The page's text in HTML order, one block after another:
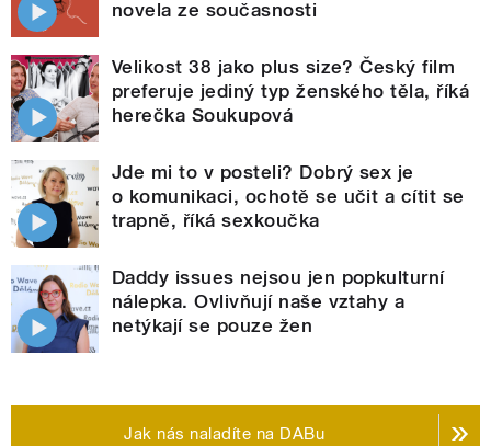
novela ze současnosti
Velikost 38 jako plus size? Český film
preferuje jediný typ ženského těla, říká
herečka Soukupová
Jde mi to v posteli? Dobrý sex je
o komunikaci, ochotě se učit a cítit se
trapně, říká sexkoučka
Daddy issues nejsou jen popkulturní
nálepka. Ovlivňují naše vztahy a
netýkají se pouze žen
Jak nás naladíte na DABu